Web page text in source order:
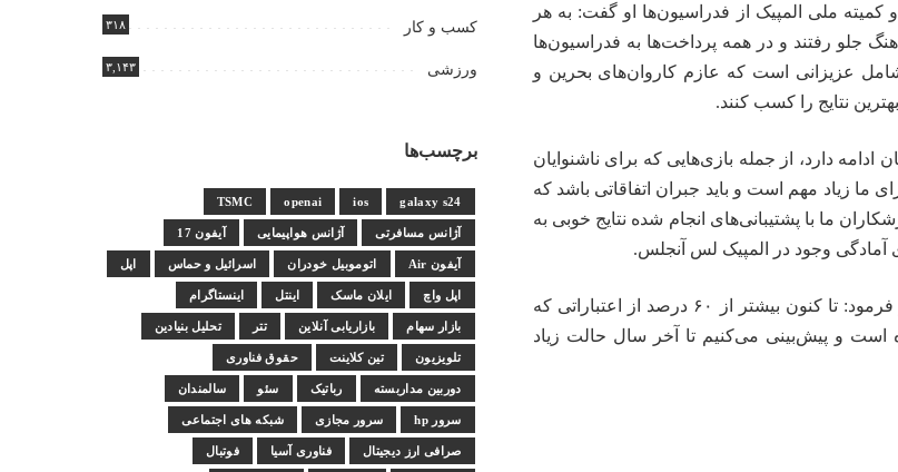
کمیته ملی المپیک از فدراسیون‌ها او گفت: به هر
جلو رفتند و در همه پرداخت‌ها به فدراسیون‌ها
عزیزانی است که عازم کاروان‌های بحرین و
نتایج را کسب کنند.
ادامه دارد، از جمله بازی‌هایی که برای ناشنوایان
ما زیاد مهم است و باید جبران اتفاقاتی باشد که
ما با پشتیبانی‌های انجام شده نتایج خوبی به
آمادگی وجود در المپیک لس آنجلس.
هاشمی درمورد مقدار اعتبارات پرداختی نیز فرمود: تا کنون بیشتر از ۶۰ درصد از اعتباراتی که
است و پیش‌بینی می‌کنیم تا آخر سال حالت زیاد
کسب و کار ۳۱۸
ورزشی ۳,۱۴۳
برچسب‌ها
galaxy s24
ios
openai
TSMC
آژانس مسافرتی آژانس هواپیمایی آیفون 17
آیفون Air اتوموبیل خودران اسرائیل و حماس اپل
اپل واچ ایلان ماسک اینتل اینستاگرام
بازار سهام بازاریابی آنلاین تتر تحلیل بنیادین
تلویزیون تین کلاینت حقوق فناوری
دوربین مداربسته رباتیک سئو سالمندان
سرور hp سرور مجازی شبکه های اجتماعی
صرافی ارز دیجیتال فناوری آسیا فوتبال